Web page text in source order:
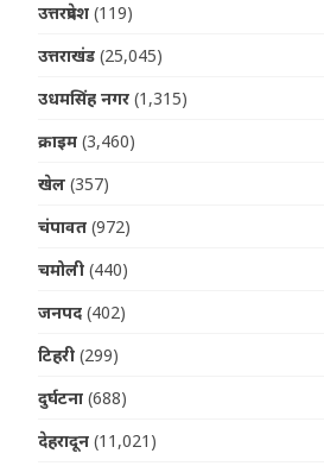
उत्तरप्रदेश (119)
उत्तराखंड (25,045)
उधमसिंह नगर (1,315)
क्राइम (3,460)
खेल (357)
चंपावत (972)
चमोली (440)
जनपद (402)
टिहरी (299)
दुर्घटना (688)
देहरादून (11,021)